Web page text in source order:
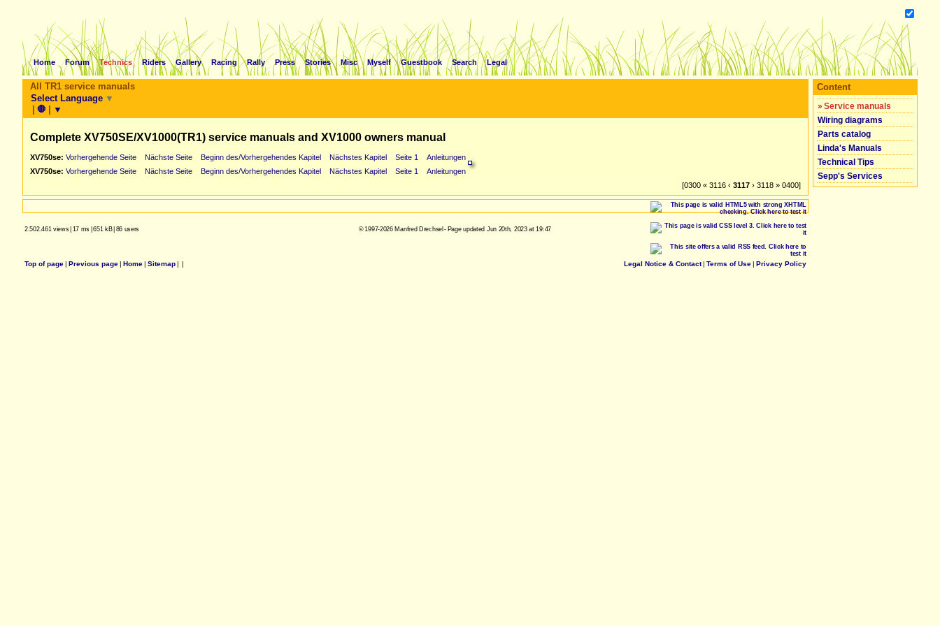
Home Forum Technics Riders Gallery Racing Rally Press Stories Misc Myself Guestbook Search Legal
All TR1 service manuals
Select Language ▼
| 🛑 | ▼
Complete XV750SE/XV1000(TR1) service manuals and XV1000 owners manual
XV750se: Vorhergehende Seite Nächste Seite Beginn des/Vorhergehendes Kapitel Nächstes Kapitel Seite 1
Anleitungen
XV750se: Vorhergehende Seite Nächste Seite Beginn des/Vorhergehendes Kapitel Nächstes Kapitel Seite 1
Anleitungen
[0300 « 3116 ‹ 3117 › 3118 » 0400]
Content
» Service manuals
Wiring diagrams
Parts catalog
Linda's Manuals
Technical Tips
Sepp's Services
2.502.461 views| 17 ms |651 kB| 86 users © 1997-2026 Manfred Drechsel - Page updated Jun 20th, 2023 at 19:47
Top of page| Previous page| Home| Sitemap| | Legal Notice & Contact| Terms of Use| Privacy Policy